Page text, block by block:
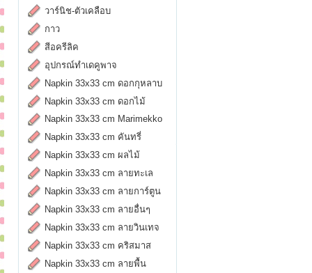
วาร์นิช-ตัวเคลือบ
กาว
สีอครีลิค
อุปกรณ์ทำเดคูพาจ
Napkin 33x33 cm ดอกกุหลาบ
Napkin 33x33 cm ดอกไม้
Napkin 33x33 cm Marimekko
Napkin 33x33 cm คันทรี่
Napkin 33x33 cm ผลไม้
Napkin 33x33 cm ลายทะเล
Napkin 33x33 cm ลายการ์ตูน
Napkin 33x33 cm ลายอื่นๆ
Napkin 33x33 cm ลายวินเทจ
Napkin 33x33 cm คริสมาส
Napkin 33x33 cm ลายพื้น